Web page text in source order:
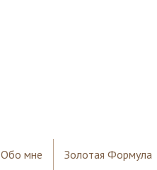
Обо мне Золотая Формула